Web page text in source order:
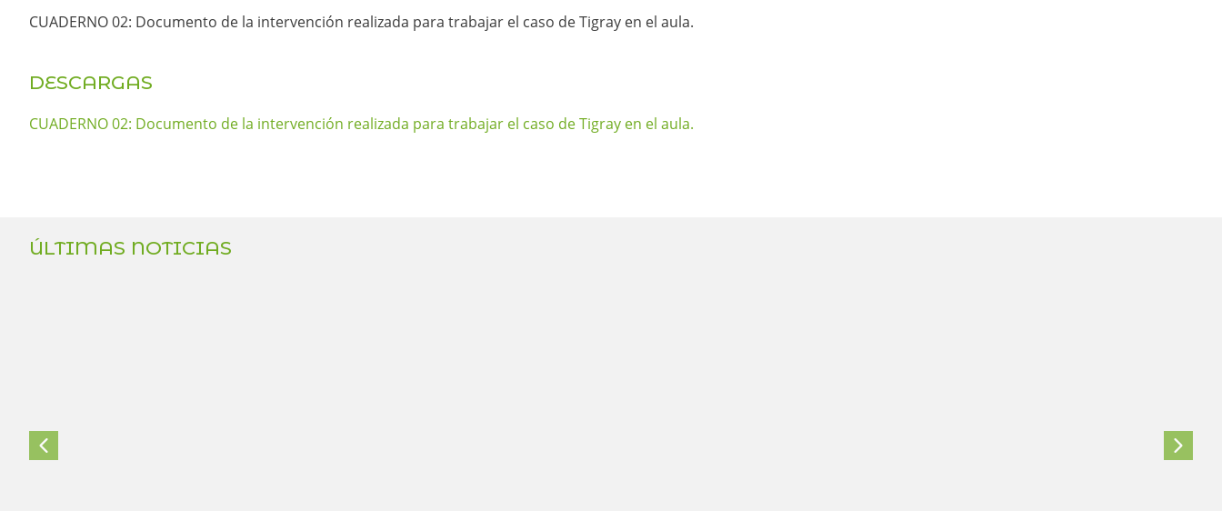
CUADERNO 02: Documento de la intervención realizada para trabajar el caso de Tigray en el aula.
DESCARGAS
CUADERNO 02: Documento de la intervención realizada para trabajar el caso de Tigray en el aula.
ÚLTIMAS NOTICIAS